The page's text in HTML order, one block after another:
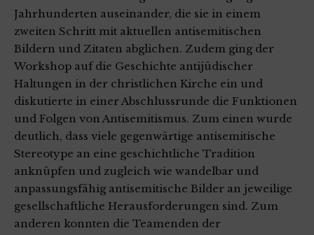
Jahrhunderten auseinander, die sie in einem
zweiten Schritt mit aktuellen antisemitischen
Bildern und Zitaten abglichen. Zudem ging der
Workshop auf die Geschichte antijüdischer
Haltungen in der christlichen Kirche ein und
diskutierte in einer Abschlussrunde die Funktionen
und Folgen von Antisemitismus. Zum einen wurde
deutlich, dass viele gegenwärtige antisemitische
Stereotype an eine geschichtliche Tradition
anknüpfen und zugleich wie wandelbar und
anpassungsfähig antisemitische Bilder an jeweilige
gesellschaftliche Herausforderungen sind. Zum
anderen konnten die Teamenden der